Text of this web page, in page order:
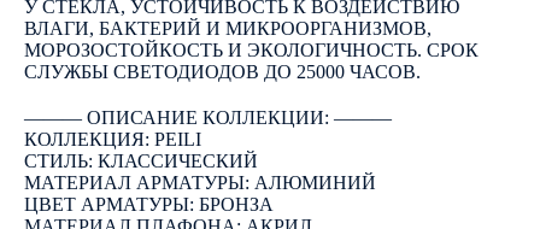
У СТЕКЛА, УСТОЙЧИВОСТЬ К ВОЗДЕЙСТВИЮ
ВЛАГИ, БАКТЕРИЙ И МИКРООРГАНИЗМОВ,
МОРОЗОСТОЙКОСТЬ И ЭКОЛОГИЧНОСТЬ. СРОК
СЛУЖБЫ СВЕТОДИОДОВ ДО 25000 ЧАСОВ.
――― ОПИСАНИЕ КОЛЛЕКЦИИ: ―――
КОЛЛЕКЦИЯ: PEILI
СТИЛЬ: КЛАССИЧЕСКИЙ
МАТЕРИАЛ АРМАТУРЫ: АЛЮМИНИЙ
ЦВЕТ АРМАТУРЫ: БРОНЗА